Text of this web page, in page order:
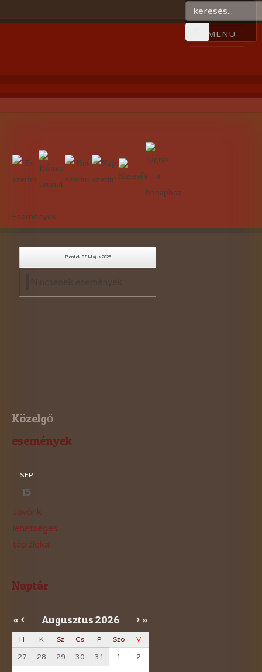
Események
Péntek 08 Május 2026
Közelgő
események
SEP
15
Jövőnk
lehetséges
táplálékai
Naptár
« < Augusztus2026 > »
H K Sz Cs P Szo V
27 28 29 30 31 1 2